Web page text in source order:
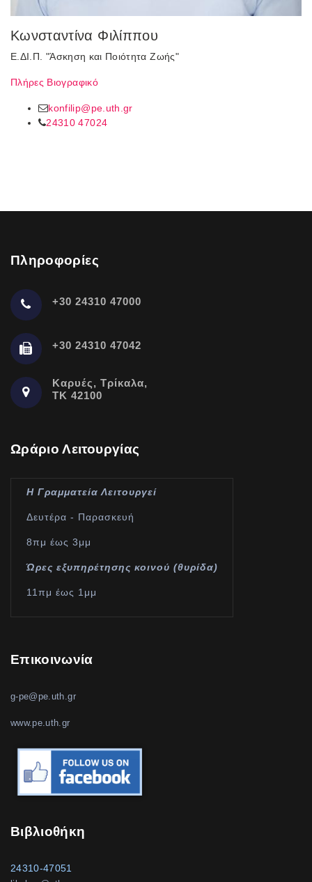
Kωνσταντίνα Φιλίππου
Ε.ΔΙ.Π. "Άσκηση και Ποιότητα Ζωής"
Πλήρες Βιογραφικό
konfilip@pe.uth.gr
24310 47024
Πληροφορίες
+30 24310 47000
+30 24310 47042
Καρυές, Τρίκαλα,
ΤΚ 42100
Ωράριο Λειτουργίας
Η Γραμματεία Λειτουργεί
Δευτέρα - Παρασκευή
8πμ έως 3μμ
Ώρες εξυπηρέτησης κοινού (θυρίδα)
11πμ έως 1μμ
Επικοινωνία
g-pe@pe.uth.gr
www.pe.uth.gr
Βιβλιοθήκη
24310-47051